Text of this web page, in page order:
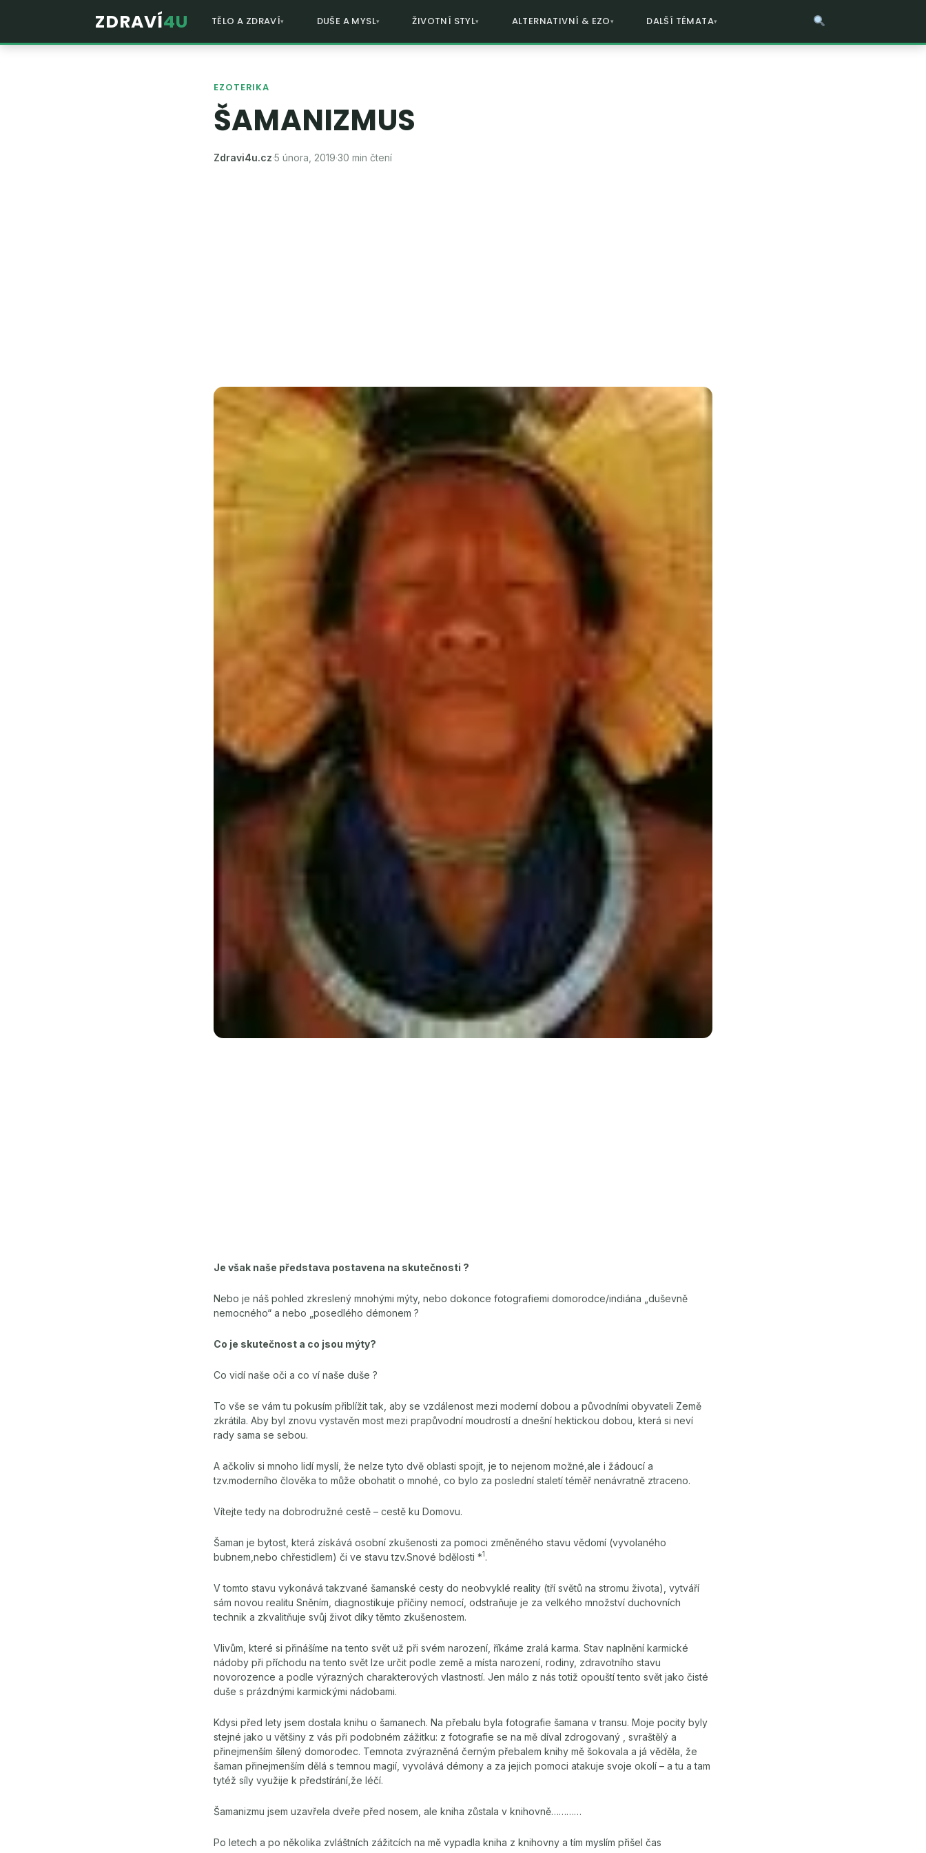
ZDRAVÍ4U TĚLO A ZDRAVÍ DUŠE A MYSL ŽIVOTNÍ STYL ALTERNATIVNÍ & EZO DALŠÍ TÉMATA
EZOTERIKA
ŠAMANIZMUS
Zdravi4u.cz·5 února, 2019·30 min čtení
Je však naše představa postavena na skutečnosti ?
Nebo je náš pohled zkreslený mnohými mýty, nebo dokonce fotografiemi domorodce/indiána „duševně
nemocného“ a nebo „posedlého démonem ?
Co je skutečnost a co jsou mýty?
Co vidí naše oči a co ví naše duše ?
To vše se vám tu pokusím přiblížit tak, aby se vzdálenost mezi moderní dobou a původními obyvateli Země
zkrátila. Aby byl znovu vystavěn most mezi prapůvodní moudrostí a dnešní hektickou dobou, která si neví
rady sama se sebou.
A ačkoliv si mnoho lidí myslí, že nelze tyto dvě oblasti spojit, je to nejenom možné,ale i žádoucí a
tzv.moderního člověka to může obohatit o mnohé, co bylo za poslední staletí téměř nenávratně ztraceno.
Vítejte tedy na dobrodružné cestě – cestě ku Domovu.
Šaman je bytost, která získává osobní zkušenosti za pomoci změněného stavu vědomí (vyvolaného
bubnem,nebo chřestidlem) či ve stavu tzv.Snové bdělosti *1 .
V tomto stavu vykonává takzvané šamanské cesty do neobvyklé reality (tří světů na stromu života), vytváří
sám novou realitu Sněním, diagnostikuje příčiny nemocí, odstraňuje je za velkého množství duchovních
technik a zkvalitňuje svůj život díky těmto zkušenostem.
Vlivům, které si přinášíme na tento svět už při svém narození, říkáme zralá karma. Stav naplnění karmické
nádoby při příchodu na tento svět lze určit podle země a místa narození, rodiny, zdravotního stavu
novorozence a podle výrazných charakterových vlastností. Jen málo z nás totiž opouští tento svět jako čisté
duše s prázdnými karmickými nádobami.
Kdysi před lety jsem dostala knihu o šamanech. Na přebalu byla fotografie šamana v transu. Moje pocity byly
stejné jako u většiny z vás při podobném zážitku: z fotografie se na mě díval zdrogovaný , svraštělý a
přinejmenším šílený domorodec. Temnota zvýrazněná černým přebalem knihy mě šokovala a já věděla, že
šaman přinejmenším dělá s temnou magií, vyvolává démony a za jejich pomoci atakuje svoje okolí – a tu a tam
tytéž síly využije k předstírání,že léčí.
Šamanizmu jsem uzavřela dveře před nosem, ale kniha zůstala v knihovně…………
Po letech a po několika zvláštních zážitcích na mě vypadla kniha z knihovny a tím myslím přišel čas